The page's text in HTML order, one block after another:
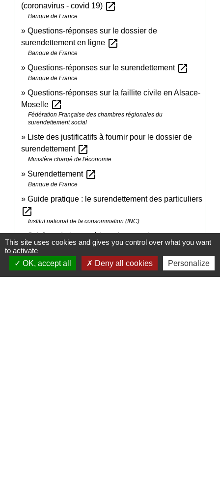
(coronavirus - covid 19) open_in_new
Banque de France
Questions-réponses sur le dossier de
surendettement en ligne open_in_new
Banque de France
Questions-réponses sur le surendettement open_in_new
Banque de France
Questions-réponses sur la faillite civile en Alsace-
Moselle open_in_new
Fédération Française des chambres régionales du
surendettement social
Liste des justificatifs à fournir pour le dossier de
surendettement open_in_new
Ministère chargé de l'économie
Surendettement open_in_new
Banque de France
Guide pratique : le surendettement des particuliers
open_in_new
Institut national de la consommation (INC)
Schéma de la procédure de surendettement
depuis 2018open_in_new
Banque de France
Point conseil budget (PCB)open_in_new
This site uses cookies and gives you control over what you want
to activate
OK, accept all
Deny all cookies Personalize